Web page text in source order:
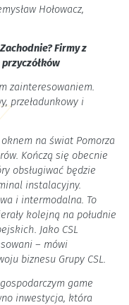
Hołowacz,
Firmy z
zainteresowaniem.
przeładunkowy i
na świat Pomorza
Kończą się obecnie
obsługiwać będzie
instalacyjny.
i intermodalna. To
kolejną na południe
Jako CSL
– mówi
biznesu Grupy CSL.
game
inwestycja, która